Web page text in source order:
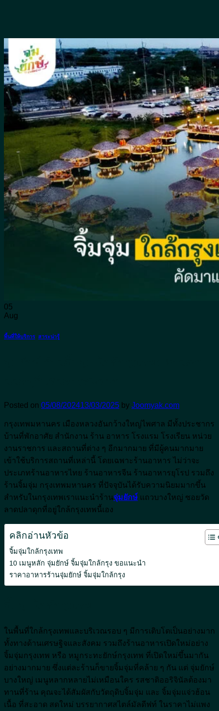
หน้าแรก
เมนูอาหาร
ห้องคาราโอเกะ
เกี่ยวกับจุ่มยักษ์
บล็อค
สาระน่ารู้
พื้นที่ให้บริการ
น้ำซุป
ผัก
จิ้มจุ่มหม้อดิน
เครื่องดื่ม
วิธีทำ
อาหารจีน
อาหารญี่ปุ่น
อาหารทะเล
อาหารอีสาน
05
Aug
พื้นที่ให้บริการ สาระน่ารู้
Posted on 05/08/202413/03/2025 by Joomyak.com
กรุงเทพมหานคร เมืองหลวงอันกว้างใหญ่ไพศาล มีทั้งประชากร
บ้านที่พักอาศัย สำนักงาน ร้าน อาหาร โรงแรม โรงเรียน หน่วย
งานราชการ และสถานที่ต่าง ๆ อีกมากมาย ที่มีผู้คนมากมาย
เข้าใช้บริการสถานที่เหล่านี้ โดยเฉพาะร้านอาหาร ไม่ว่าจะ
ประเภทร้านอาหารไทย ร้านอาหารจีน ร้านอาหารยุโรป รวมถึง
ร้านจิ้มจุ่ม กรุงเทพมหานคร ที่ปัจจุบันได้รับความนิยมมากขึ้น
สำหรับในกรุงเทพเราแนะนำร้านจุ่มยักษ์ แถวบางใหญ่ ซอยวัด
ลาดปลาดุกที่อยู่ใกล้กรุงเทพนี้เอง
คลิกอ่านหัวข้อ
จิ้มจุ่มใกล้กรุงเทพ
10 เมนูหลัก จุ่มยักษ์ จิ้มจุ่มใกล้กรุง ขอแนะนำ
ราคาอาหารร้านจุ่มยักษ์ จิ้มจุ่มใกล้กรุง
ในพื้นที่ใกล้กรุงเทพและบริเวณรอบ ๆ มีการเติบโตเป็นอย่างมาก
ทั้งทางด้านเศรษฐิจและสังคม รวมถึงร้านอาหารเปิดใหม่อย่าง
จิ้มจุ่มกรุงเทพ หรือ หมูกระทะยักษ์กรุงเทพ ที่เปิดใหม่ขึ้นมากัน
อย่างมากมาย ซึ่งแต่ละร้านก็ขายจิ้มจุ่มที่คล้าย ๆ กัน แต่ จุ่มยักษ์
บางใหญ่ เมนูหลากหลายไม่เหมือนใคร รสชาติออริจินัลต้องมา
ทานที่ร้าน คุณจะได้สัมผัสกับวัตถุดิบจิ้มจุ่ม และ จิ้มจุ่มแจ่วฮ้อน
เนื้อ ที่สะอาด สดใหม่ บรรยากาศสไตล์มัลดีฟท์ ในราคาไม่แพง